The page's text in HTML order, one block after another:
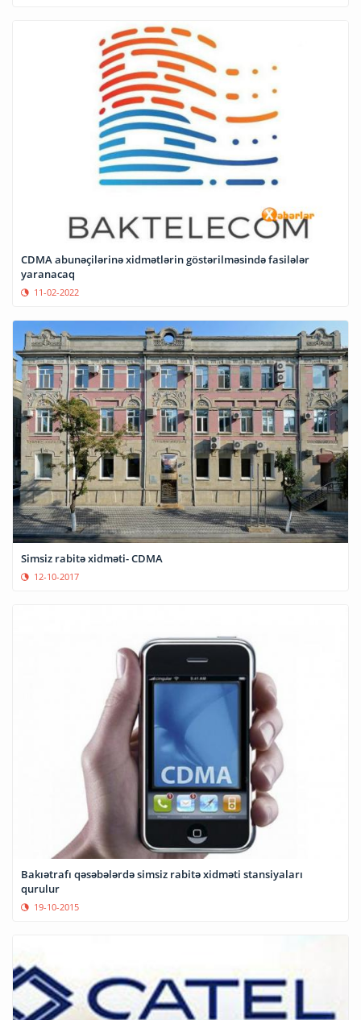
CDMA abunəçilərinə xidmətlərin göstərilməsində fasilələr
yaranacaq
11-02-2022
Simsiz rabitə xidməti- CDMA
12-10-2017
Bakıətrafı qəsəbələrdə simsiz rabitə xidməti stansiyaları
qurulur
19-10-2015